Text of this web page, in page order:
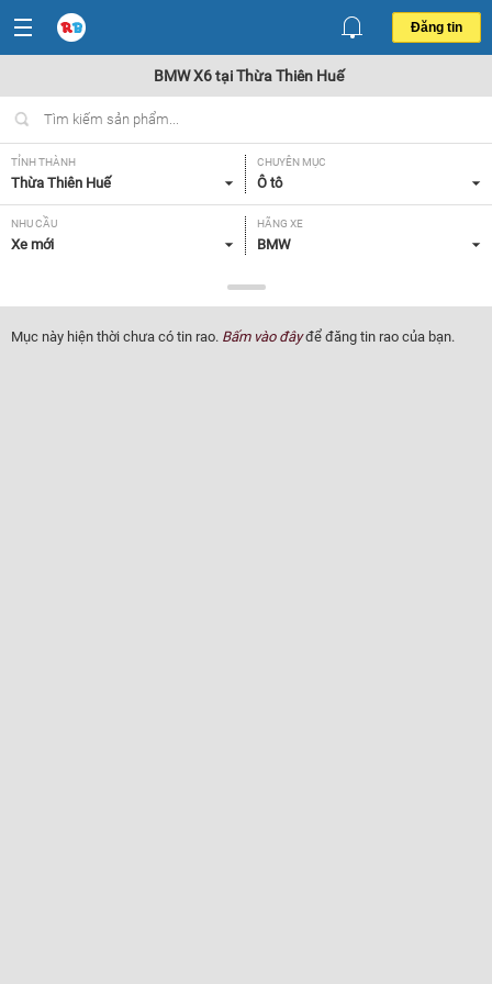
Đăng tin
BMW X6 tại Thừa Thiên Huế
TỈNH THÀNH
Thừa Thiên Huế
CHUYÊN MỤC
Ô tô
NHU CẦU
Xe mới
HÃNG XE
BMW
X6
NĂM SẢN XUẤT
Tất cả
GIÁ XE XUẤT XỨ
Mục này hiện thời chưa có tin rao. Bấm vào đâyđể đăng tin rao của bạn.